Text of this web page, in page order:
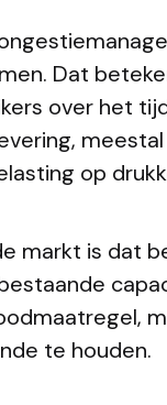
Dat
over het
op
markt is dat
te houden.